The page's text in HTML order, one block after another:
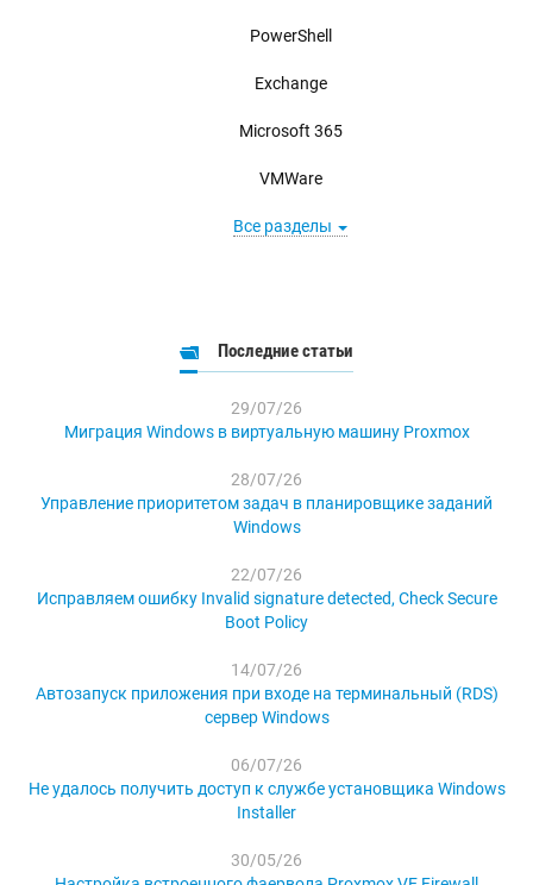
PowerShell
Exchange
Microsoft 365
VMWare
Все разделы
Последние статьи
29/07/26
Миграция Windows в виртуальную машину Proxmox
28/07/26
Управление приоритетом задач в планировщике заданий
Windows
22/07/26
Исправляем ошибку Invalid signature detected, Check Secure
Boot Policy
14/07/26
Автозапуск приложения при входе на терминальный (RDS)
сервер Windows
06/07/26
Не удалось получить доступ к службе установщика Windows
Installer
30/05/26